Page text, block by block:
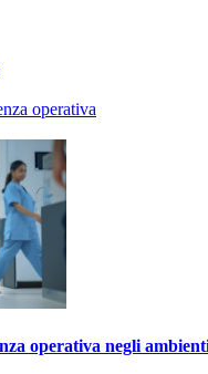
operativa
operativa negli